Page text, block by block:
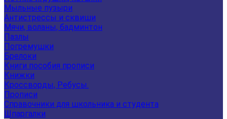
Мыльные пузыри
Антистрессы и сквиши
Мячи, воланы, бадминтон
Пазлы
Погремушки
Брелоки
Книги пособия прописи
Книжки
Кроссворды, Ребусы.
Прописи
Справочники для школьника и студента
Шпаргалки